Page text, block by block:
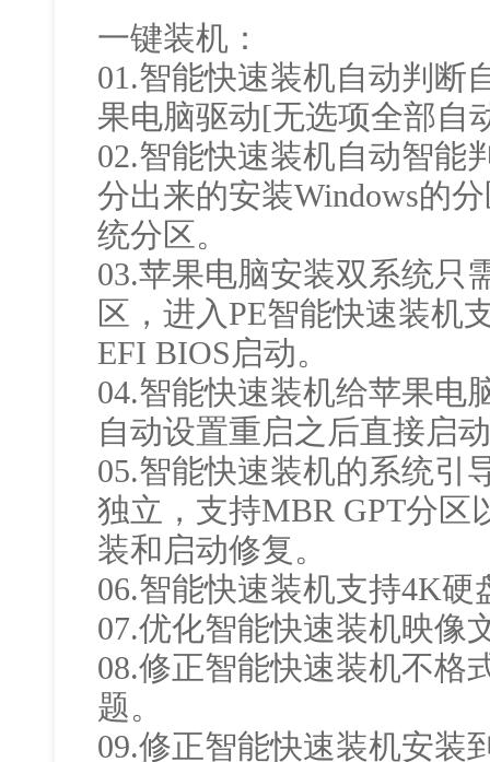
一键装机：
01.智能快速装机自动判断
果电脑驱动[无选项全部自
02.智能快速装机自动智能
分出来的安装Windows的
统分区。
03.苹果电脑安装双系统只
区，进入PE智能快速装机
EFI BIOS启动。
04.智能快速装机给苹果电
自动设置重启之后直接启
05.智能快速装机的系统引
独立，支持MBR GPT分区
装和启动修复。
06.智能快速装机支持4K硬
07.优化智能快速装机映像
08.修正智能快速装机不格
题。
09.修正智能快速装机安装